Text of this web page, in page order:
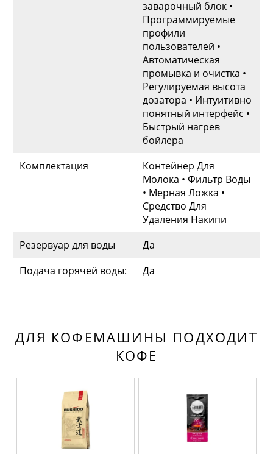
заварочный блок •
Программируемые
профили
пользователей •
Автоматическая
промывка и очистка •
Регулируемая высота
дозатора • Интуитивно
понятный интерфейс •
Быстрый нагрев
бойлера
Комплектация
Контейнер Для
Молока • Фильтр Воды
• Мерная Ложка •
Средство Для
Удаления Накипи
Резервуар для воды
Да
Подача горячей воды:
Да
ДЛЯ КОФЕМАШИНЫ ПОДХОДИТ
КОФЕ